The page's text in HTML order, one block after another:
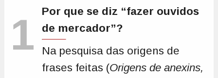
1
Por que se diz “fazer ouvidos
de mercador”?
Na pesquisa das origens de
frases feitas (Origens de anexins,